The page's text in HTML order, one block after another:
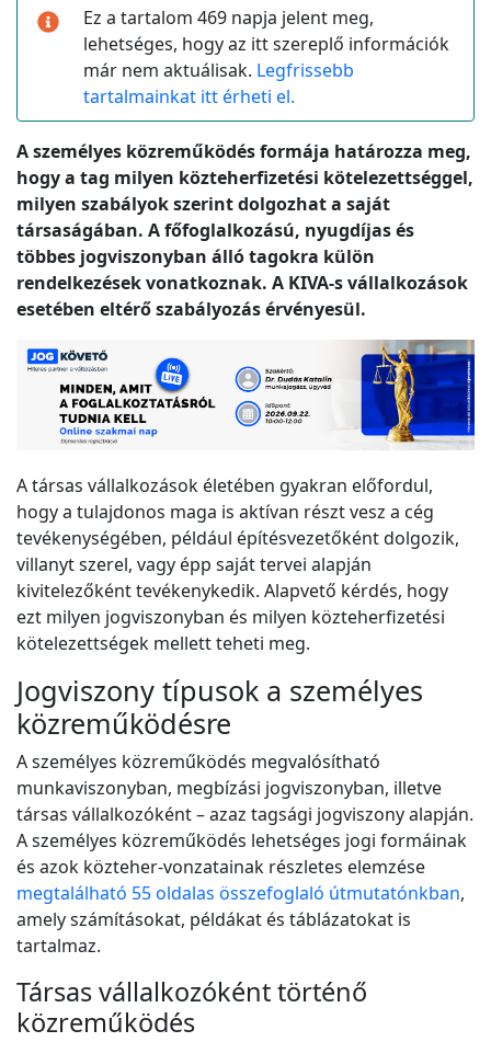
Ez a tartalom 469 napja jelent meg,
lehetséges, hogy az itt szereplő információk
már nem aktuálisak. Legfrissebb
tartalmainkat itt érheti el.
A személyes közreműködés formája határozza meg,
hogy a tag milyen közteherfizetési kötelezettséggel,
milyen szabályok szerint dolgozhat a saját
társaságában. A főfoglalkozású, nyugdíjas és
többes jogviszonyban álló tagokra külön
rendelkezések vonatkoznak. A KIVA-s vállalkozások
esetében eltérő szabályozás érvényesül.
A társas vállalkozások életében gyakran előfordul,
hogy a tulajdonos maga is aktívan részt vesz a cég
tevékenységében, például építésvezetőként dolgozik,
villanyt szerel, vagy épp saját tervei alapján
kivitelezőként tevékenykedik. Alapvető kérdés, hogy
ezt milyen jogviszonyban és milyen közteherfizetési
kötelezettségek mellett teheti meg.
Jogviszony típusok a személyes
közreműködésre
A személyes közreműködés megvalósítható
munkaviszonyban, megbízási jogviszonyban, illetve
társas vállalkozóként – azaz tagsági jogviszony alapján.
A személyes közreműködés lehetséges jogi formáinak
és azok közteher-vonzatainak részletes elemzése
megtalálható 55 oldalas összefoglaló útmutatónkban,
amely számításokat, példákat és táblázatokat is
tartalmaz.
Társas vállalkozóként történő
közreműködés